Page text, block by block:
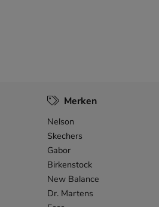
Merken
Nelson
Skechers
Gabor
Birkenstock
New Balance
Dr. Martens